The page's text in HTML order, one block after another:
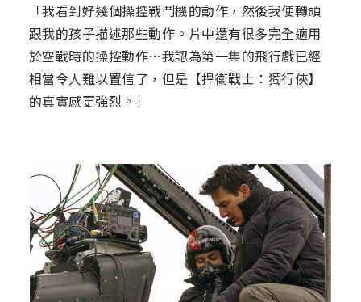
「我看到好幾個操控戰鬥機的動作，然後我便轉頭
跟我的孩子描述那些動作。片中還有很多完全適用
於空戰時的操控動作…我認為第一集的飛行戲已經
相當令人難以置信了，但是【捍衛戰士：獨行俠】
的真實感更強烈。」